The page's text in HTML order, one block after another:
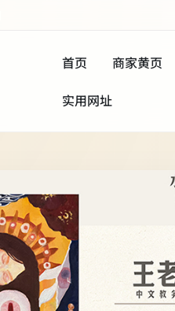
首页 商家黄页
实用网址